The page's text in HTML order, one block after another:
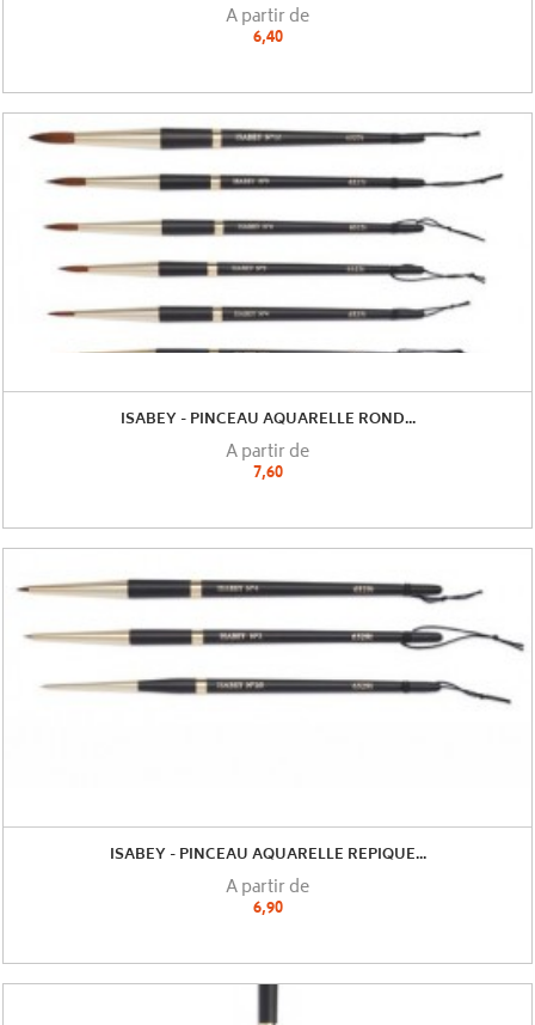
A partir de
6,40
ISABEY - PINCEAU AQUARELLE ROND...
A partir de
7,60
ISABEY - PINCEAU AQUARELLE REPIQUE...
A partir de
6,90